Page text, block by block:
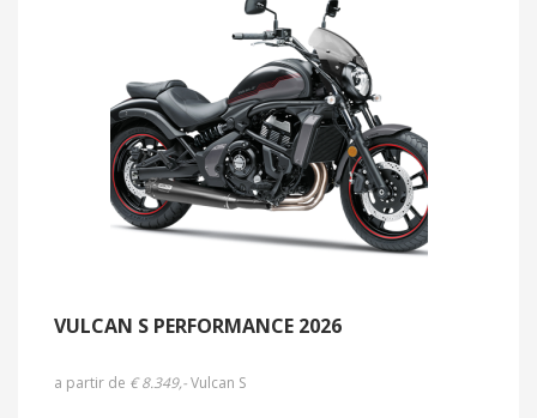
VULCAN S PERFORMANCE 2026
a partir de € 8.349,-Vulcan S